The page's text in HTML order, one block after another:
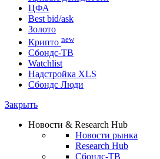
Портфель
Консенсусы
Поиск облигаций (ИИ)
Кривые доходности
ЦФА
Best bid/ask
Золото
Крипто new
Watchlist
Сбондс Люди